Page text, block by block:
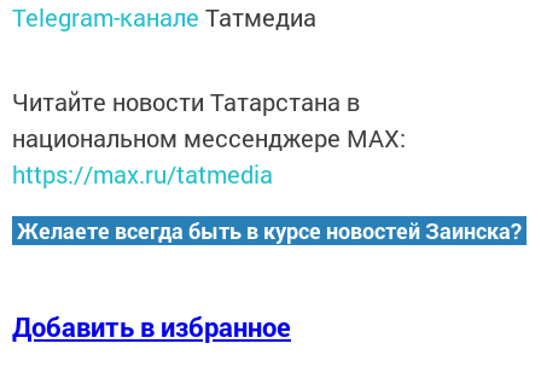
Telegram-канале Татмедиа
Читайте новости Татарстана в
национальном мессенджере MАХ:
https://max.ru/tatmedia
Желаете всегда быть в курсе новостей Заинска?
Добавить в избранное